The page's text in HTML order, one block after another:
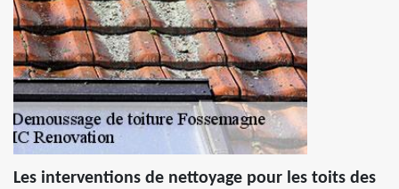
Les interventions de nettoyage pour les toits des